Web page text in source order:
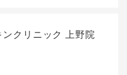
クリニック 上野院